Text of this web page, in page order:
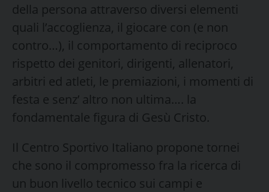
della persona attraverso diversi elementi
quali l’accoglienza, il giocare con (e non
contro…), il comportamento di reciproco
rispetto dei genitori, dirigenti, allenatori,
arbitri ed atleti, le premiazioni, i momenti di
festa e senz’ altro non ultima…. la
fondamentale figura di Gesù Cristo.
Il Centro Sportivo Italiano propone tornei
che sono il compromesso fra la ricerca di
un buon livello tecnico sui campi e